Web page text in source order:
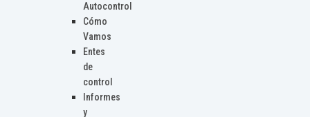
Autocontrol
Cómo
Vamos
Entes
de
control
Informes
y